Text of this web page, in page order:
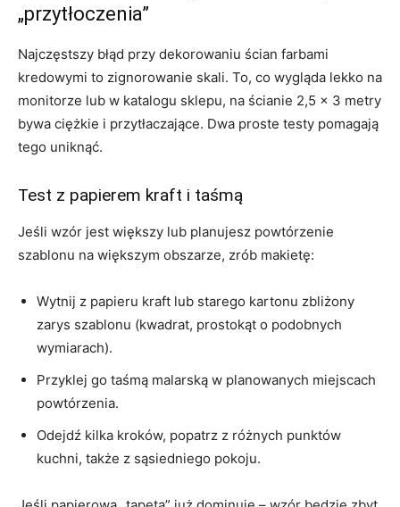
„przytłoczenia”
Najczęstszy błąd przy dekorowaniu ścian farbami
kredowymi to zignorowanie skali. To, co wygląda lekko na
monitorze lub w katalogu sklepu, na ścianie 2,5 × 3 metry
bywa ciężkie i przytłaczające. Dwa proste testy pomagają
tego uniknąć.
Test z papierem kraft i taśmą
Jeśli wzór jest większy lub planujesz powtórzenie
szablonu na większym obszarze, zrób makietę:
Wytnij z papieru kraft lub starego kartonu zbliżony
zarys szablonu (kwadrat, prostokąt o podobnych
wymiarach).
Przyklej go taśmą malarską w planowanych miejscach
powtórzenia.
Odejdź kilka kroków, popatrz z różnych punktów
kuchni, także z sąsiedniego pokoju.